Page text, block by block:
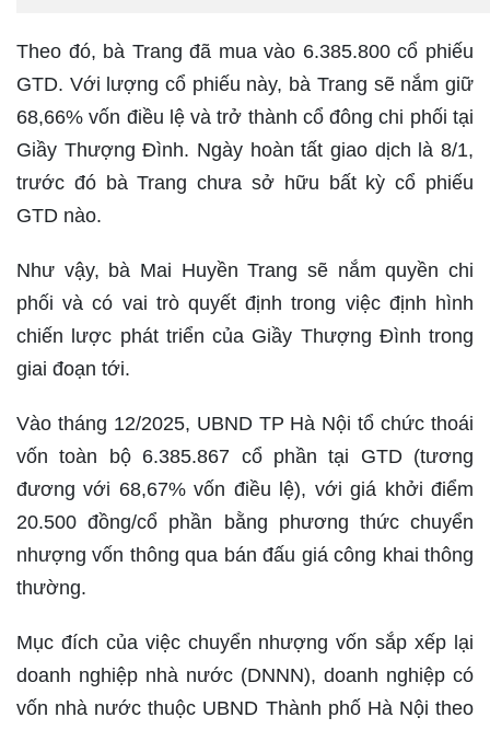
Theo đó, bà Trang đã mua vào 6.385.800 cổ phiếu
GTD. Với lượng cổ phiếu này, bà Trang sẽ nắm giữ
68,66% vốn điều lệ và trở thành cổ đông chi phối tại
Giầy Thượng Đình. Ngày hoàn tất giao dịch là 8/1,
trước đó bà Trang chưa sở hữu bất kỳ cổ phiếu
GTD nào.
Như vậy, bà Mai Huyền Trang sẽ nắm quyền chi
phối và có vai trò quyết định trong việc định hình
chiến lược phát triển của Giầy Thượng Đình trong
giai đoạn tới.
Vào tháng 12/2025, UBND TP Hà Nội tổ chức thoái
vốn toàn bộ 6.385.867 cổ phần tại GTD (tương
đương với 68,67% vốn điều lệ), với giá khởi điểm
20.500 đồng/cổ phần bằng phương thức chuyển
nhượng vốn thông qua bán đấu giá công khai thông
thường.
Mục đích của việc chuyển nhượng vốn sắp xếp lại
doanh nghiệp nhà nước (DNNN), doanh nghiệp có
vốn nhà nước thuộc UBND Thành phố Hà Nội theo